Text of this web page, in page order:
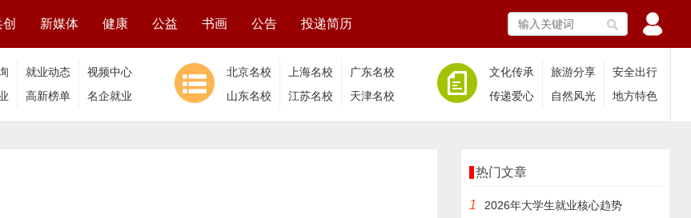
新媒体 健康 公益 书画 公告 投递简历
就业动态
视频中心
高新榜单 名企就业
北京名校 上海名校
广东名校
山东名校
江苏名校 天津名校
文化传承 旅游分享
安全出行
传递爱心
自然风光 地方特色
热门文章
1 2026年大学生就业核心趋势